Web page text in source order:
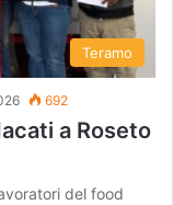
Teramo
692
a Roseto
del food